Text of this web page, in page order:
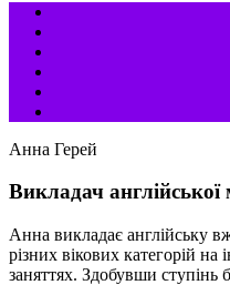
Анна Герей
Викладач англійської
Анна викладає англійську
різних вікових категорій
заняттях. Здобувши ступінь